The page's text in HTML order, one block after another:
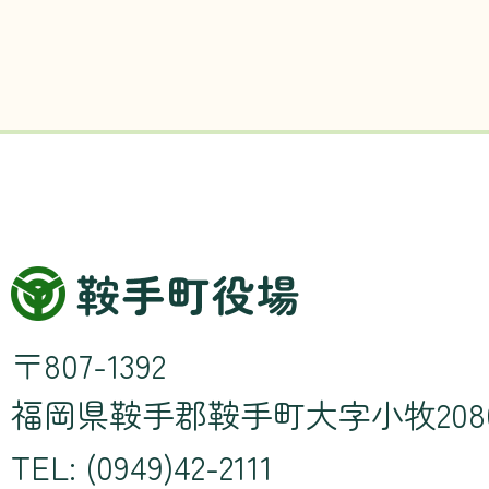
〒807-1392
福岡県鞍手郡鞍手町大字小牧
TEL: (0949)42-2111